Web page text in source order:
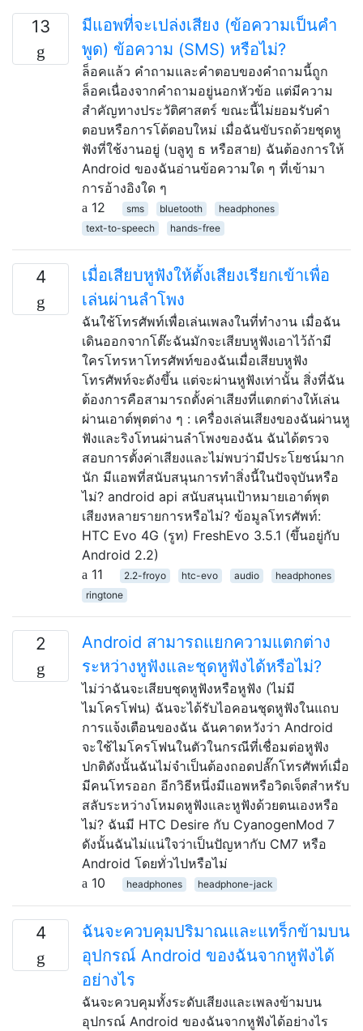
13
มีแอพที่จะเปล่งเสียง (ข้อความเป็นคำ
พูด) ข้อความ (SMS) หรือไม่?
ล็อคแล้ว คำถามและคำตอบของคำถามนี้ถูก
ล็อคเนื่องจากคำถามอยู่นอกหัวข้อ แต่มีความ
สำคัญทางประวัติศาสตร์ ขณะนี้ไม่ยอมรับคำ
ตอบหรือการโต้ตอบใหม่ เมื่อฉันขับรถด้วยชุดหู
ฟังที่ใช้งานอยู่ (บลูทู ธ หรือสาย) ฉันต้องการให้
Android ของฉันอ่านข้อความใด ๆ ที่เข้ามา
การอ้างอิงใด ๆ
12
sms bluetooth
headphones
text-to-speech
hands-free
4
เมื่อเสียบหูฟังให้ตั้งเสียงเรียกเข้าเพื่อ
เล่นผ่านลำโพง
ฉันใช้โทรศัพท์เพื่อเล่นเพลงในที่ทำงาน เมื่อฉัน
เดินออกจากโต๊ะฉันมักจะเสียบหูฟังเอาไว้ถ้ามี
ใครโทรหาโทรศัพท์ของฉันเมื่อเสียบหูฟัง
โทรศัพท์จะดังขึ้น แต่จะผ่านหูฟังเท่านั้น สิ่งที่ฉัน
ต้องการคือสามารถตั้งค่าเสียงที่แตกต่างให้เล่น
ผ่านเอาต์พุตต่าง ๆ : เครื่องเล่นเสียงของฉันผ่านหู
ฟังและริงโทนผ่านลำโพงของฉัน ฉันได้ตรวจ
สอบการตั้งค่าเสียงและไม่พบว่ามีประโยชน์มาก
นัก มีแอพที่สนับสนุนการทำสิ่งนี้ในปัจจุบันหรือ
ไม่? android api สนับสนุนเป้าหมายเอาต์พุต
เสียงหลายรายการหรือไม่? ข้อมูลโทรศัพท์:
HTC Evo 4G (รูท) FreshEvo 3.5.1 (ขึ้นอยู่กับ
Android 2.2)
11
2.2-froyo htc-evo audio
headphones
ringtone
2
Android สามารถแยกความแตกต่าง
ระหว่างหูฟังและชุดหูฟังได้หรือไม่?
ไม่ว่าฉันจะเสียบชุดหูฟังหรือหูฟัง (ไม่มี
ไมโครโฟน) ฉันจะได้รับไอคอนชุดหูฟังในแถบ
การแจ้งเตือนของฉัน ฉันคาดหวังว่า Android
จะใช้ไมโครโฟนในตัวในกรณีที่เชื่อมต่อหูฟัง
ปกติดังนั้นฉันไม่จำเป็นต้องถอดปลั๊กโทรศัพท์เมื่อ
มีคนโทรออก อีกวิธีหนึ่งมีแอพหรือวิดเจ็ตสำหรับ
สลับระหว่างโหมดหูฟังและหูฟังด้วยตนเองหรือ
ไม่? ฉันมี HTC Desire กับ CyanogenMod 7
ดังนั้นฉันไม่แน่ใจว่าเป็นปัญหากับ CM7 หรือ
Android โดยทั่วไปหรือไม่
10
headphones headphone-jack
4
ฉันจะควบคุมปริมาณและแทร็กข้ามบน
อุปกรณ์ Android ของฉันจากหูฟังได้
อย่างไร
ฉันจะควบคุมทั้งระดับเสียงและเพลงข้ามบน
อุปกรณ์ Android ของฉันจากหูฟังได้อย่างไร